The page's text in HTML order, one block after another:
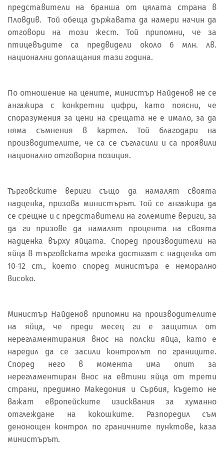
представители на бранша от цялата страна в
Пловдив. Той обеща държавата да намери начин да
отговори на този жест. Той припомни, че за
птицевъдите са предвидели около 6 млн. лв.
национални доплащания тази година.
По отношение на цените, министър Найденов не се
ангажира с конкретни цифри, като поясни, че
споразумения за цени на срещата не е имало, за да
няма съмнения в картел. Той благодари на
производителите, че са се съгласили и са проявили
национално отговорна позиция.
Търговските вериги също да намалят своята
надценка, призова министърът. Той се ангажира да
се срещне и с представители на големите вериги, за
да ги призове да намалят процента на своята
надценка върху яйцата. Според производители на
яйца в търговската мрежа достигат с надценка от
10-12 ст., което според министъра е неморално
високо.
Министър Найденов припомни на производителите
на яйца, че преди месец ги е защитил от
нерегламентирания внос на полски яйца, като е
наредил да се засили контролът по границите.
Според него в момента има опит за
нерегламентиран внос на евтини яйца от трети
страни, предимно Македония и Сърбия, където не
важат европейските изисквания за хуманно
отглеждане на кокошките. Разпоредил съм
денонощен контрол по граничните пунктове, каза
министърът.